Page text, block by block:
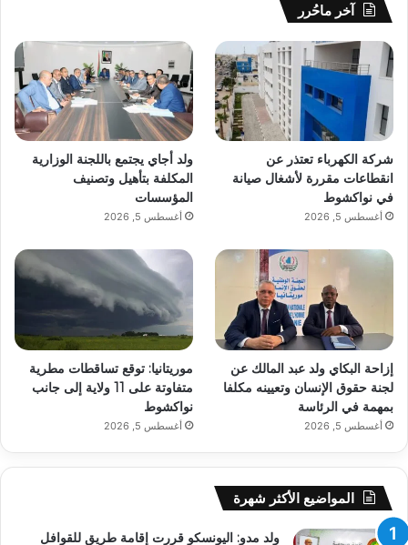
آخر ماحُرر
شركة الكهرباء تعتذر عن
انقطاعات مقررة لأشغال صيانة
في نواكشوط
أغسطس 5, 2026
ولد أجاي يجتمع باللجنة الوزارية
المكلفة بتأهيل وتصنيف
المؤسسات
أغسطس 5, 2026
إزاحة البكاي ولد عبد المالك عن
لجنة حقوق الإنسان وتعيينه مكلفا
بمهمة في الرئاسة
أغسطس 5, 2026
موريتانيا: توقع تساقطات مطرية
متفاوتة على 11 ولاية إلى جانب
نواكشوط
أغسطس 5, 2026
المواضيع الأكثر شهرة
ولد مدو: اليونسكو قررت إقامة طريق للقوافل